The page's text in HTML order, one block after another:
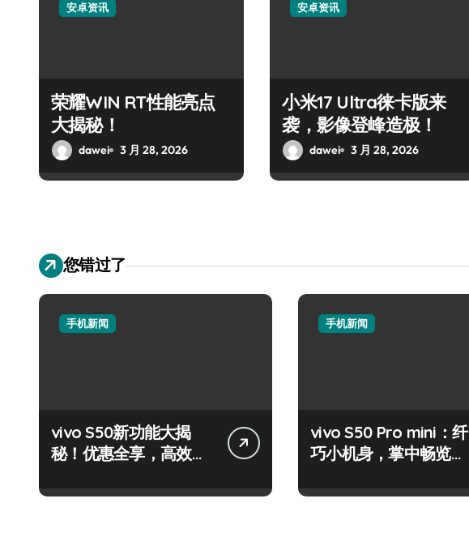
安卓资讯
荣耀WIN RT性能亮点
大揭秘！
dawei 3 月 28, 2026
安卓资讯
小米17 Ultra徕卡版来
袭，影像登峰造极！
dawei 3 月 28, 2026
您错过了
手机新闻
vivo S50新功能大揭
秘！优惠全享，高效玩
手机新闻
vivo S50 Pro mini：纤
巧小机身，掌中畅览海